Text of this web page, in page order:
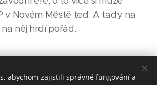
v Novém Městě teď. A tady na
něj hrdí pořád.
abychom zajistili správné fungování a